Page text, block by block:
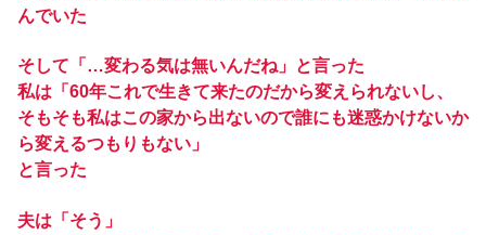
んでいた
そして「…変わる気は無いんだね」と言った
私は「60年これで生きて来たのだから変えられないし、
そもそも私はこの家から出ないので誰にも迷惑かけないか
ら変えるつもりもない」
と言った
夫は「そう」